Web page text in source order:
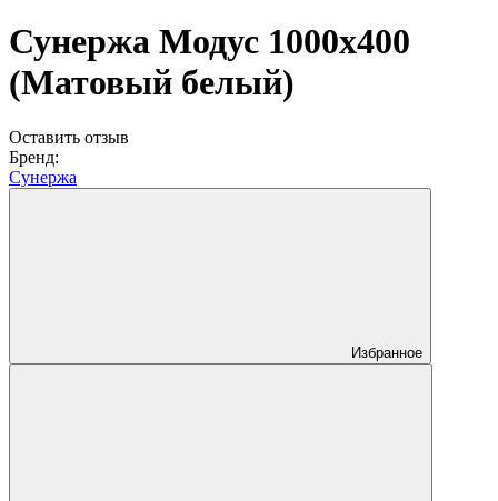
Сунержа Модус 1000х400
(Матовый белый)
Оставить отзыв
Бренд:
Сунержа
Избранное